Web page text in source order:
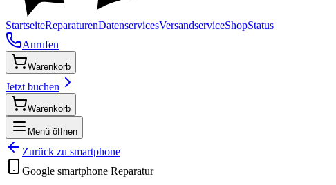
StartseiteReparaturenDatenservicesVersandserviceShopStatus
Anrufen
Warenkorb
Jetzt buchen
Warenkorb
Menü öffnen
Zurück zu smartphone
Google smartphone Reparatur